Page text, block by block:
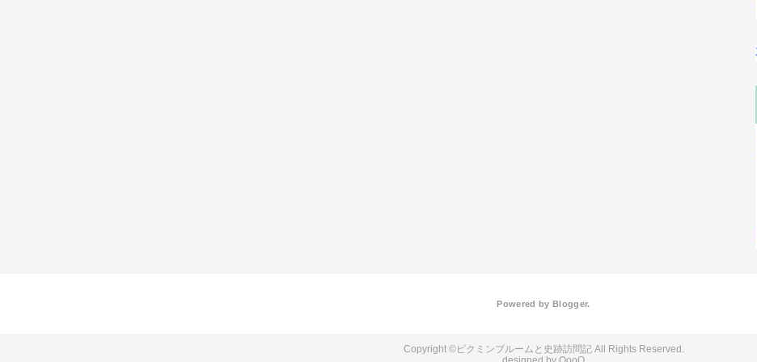
Powered by Blogger.
ピクミンブルームと史跡訪問記